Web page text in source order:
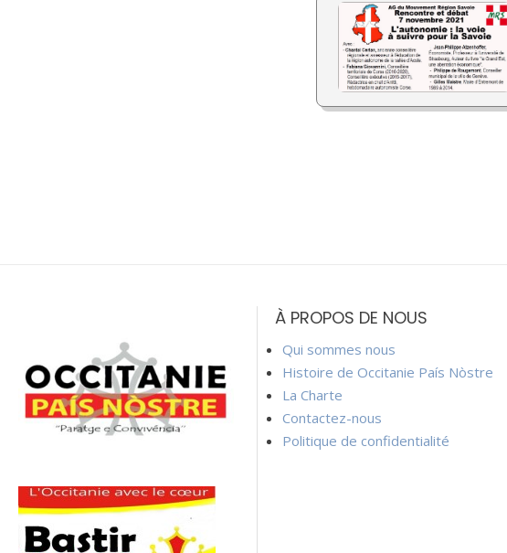
À PROPOS DE NOUS
Qui sommes nous
Histoire de Occitanie País Nòstre
La Charte
Contactez-nous
Politique de confidentialité